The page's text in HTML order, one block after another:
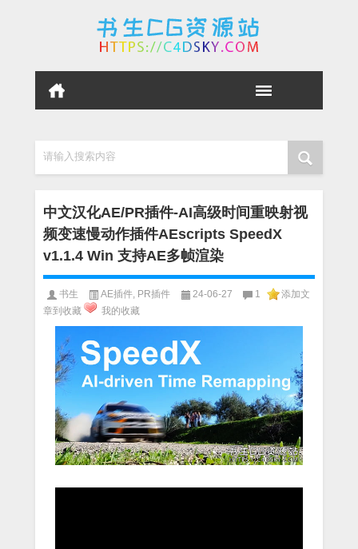
请输入搜索内容
中文汉化AE/PR插件-AI高级时间重映射视
频变速慢动作插件AEscripts SpeedX
v1.1.4 Win 支持AE多帧渲染
书生 AE插件 PR插件 24-06-27 1
添加文
章到收藏
我的收藏